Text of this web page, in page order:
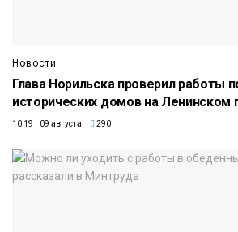
Новости
Глава Норильска проверил работы
исторических домов на Ленинском
10:19 09 августа 290